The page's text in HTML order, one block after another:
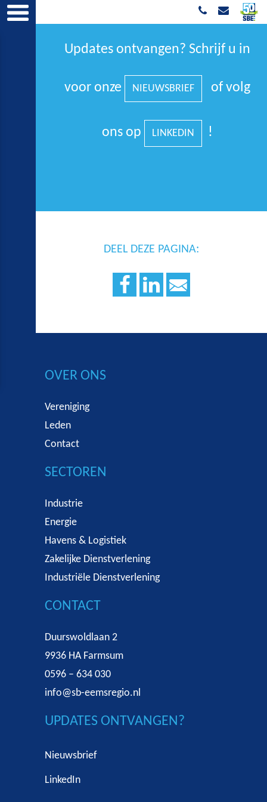
Updates ontvangen? Schrijf u in
voor onze NIEUWSBRIEF of volg
ons op LINKEDIN !
DEEL DEZE PAGINA:
OVER ONS
Vereniging
Leden
Contact
SECTOREN
Industrie
Energie
Havens & Logistiek
Zakelijke Dienstverlening
Industriële Dienstverlening
CONTACT
Duurswoldlaan 2
9936 HA Farmsum
0596 – 634 030
info@sb-eemsregio.nl
UPDATES ONTVANGEN?
Nieuwsbrief
LinkedIn